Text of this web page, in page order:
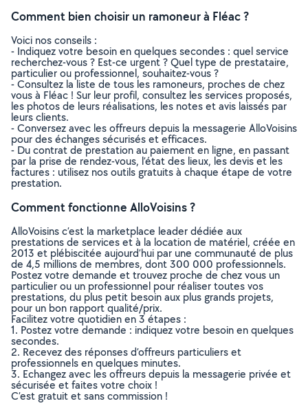
Comment bien choisir un ramoneur à Fléac ?
Voici nos conseils :
- Indiquez votre besoin en quelques secondes : quel service
recherchez-vous ? Est-ce urgent ? Quel type de prestataire,
particulier ou professionnel, souhaitez-vous ?
- Consultez la liste de tous les ramoneurs, proches de chez
vous à Fléac ! Sur leur profil, consultez les services proposés,
les photos de leurs réalisations, les notes et avis laissés par
leurs clients.
- Conversez avec les offreurs depuis la messagerie AlloVoisins
pour des échanges sécurisés et efficaces.
- Du contrat de prestation au paiement en ligne, en passant
par la prise de rendez-vous, l’état des lieux, les devis et les
factures : utilisez nos outils gratuits à chaque étape de votre
prestation.
Comment fonctionne AlloVoisins ?
AlloVoisins c’est la marketplace leader dédiée aux
prestations de services et à la location de matériel, créée en
2013 et plébiscitée aujourd’hui par une communauté de plus
de 4,5 millions de membres, dont 300 000 professionnels.
Postez votre demande et trouvez proche de chez vous un
particulier ou un professionnel pour réaliser toutes vos
prestations, du plus petit besoin aux plus grands projets,
pour un bon rapport qualité/prix.
Facilitez votre quotidien en 3 étapes :
1. Postez votre demande : indiquez votre besoin en quelques
secondes.
2. Recevez des réponses d’offreurs particuliers et
professionnels en quelques minutes.
3. Echangez avec les offreurs depuis la messagerie privée et
sécurisée et faites votre choix !
C’est gratuit et sans commission !